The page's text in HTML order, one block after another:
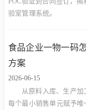
验室管理系统。
食品企业一物一码
方案
2026-06-15
从原料入库、生产加
每个最小销售单元赋予